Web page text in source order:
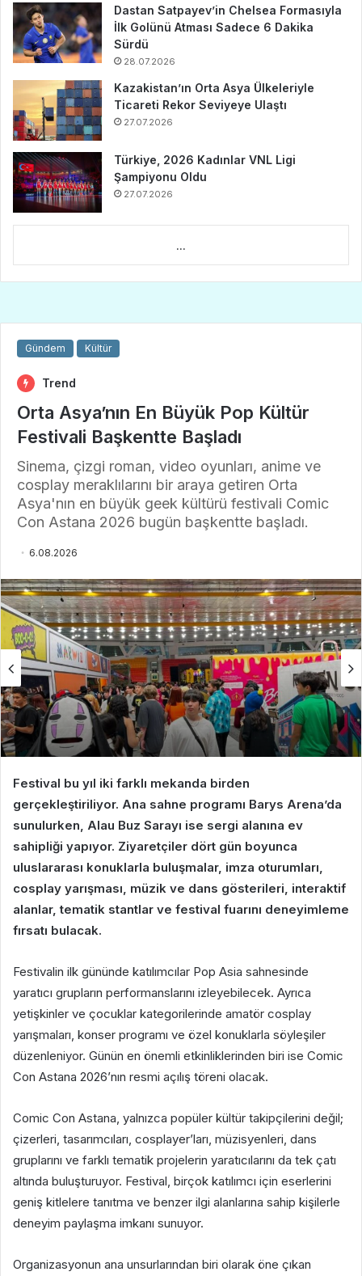
Dastan Satpayev’in Chelsea Formasıyla
İlk Golünü Atması Sadece 6 Dakika
Sürdü
28.07.2026
Kazakistan’ın Orta Asya Ülkeleriyle
Ticareti Rekor Seviyeye Ulaştı
27.07.2026
Türkiye, 2026 Kadınlar VNL Ligi
Şampiyonu Oldu
27.07.2026
...